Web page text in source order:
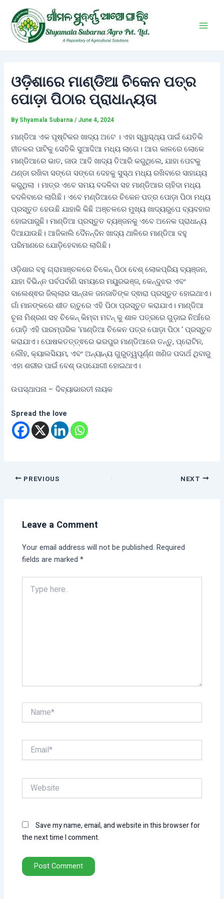
content
ଓଡ଼ିଶାରେ ମାଣ୍ଡିଆ ଚିକେନ ପତ୍ର
ପୋଡ଼ା ପିଠାର ପ୍ରାଧାନ୍ୟତା
By Shyamala Subarna/ June 4, 2024
ମାଣ୍ଡିଆ ଏକ ପୃଷ୍ଟିକର ଖାଦ୍ୟ ଅଟେ । ଏହା ସ୍ୱାସ୍ଥ୍ୟ ପାଇଁ ଯେତିକି
ହୀତକର ପାଟିକୁ ସେତିକି ସୁଆଦିଆ ମଧ୍ୟ ଲାଗେ। ଆଗ କାଳରେ ଲୋକେ
ମାଣ୍ଡିଆରେ ଭାତ, ଜାଉ ଆଦି ଖାଦ୍ୟ ତିଆରି କରୁଥିଲେ, ଯାହା ପେଟକୁ
ଥଣ୍ଡା ରଖିବା ସଙ୍ଗେ ସଙ୍ଗେ ଦେହକୁ ସୁସ୍ଥ ମଧ୍ୟ ରଖିବାରେ ସାହାଯ୍ୟ
କରୁଥିଲା । ମାତ୍ର ଏବେ ସମୟ ବଦଳିବା ସହ ମାଣ୍ଡିଆର ଚାହିଦା ମଧ୍ୟ
ବଦଳିବାରେ ଲାଗିଛି। ଏବେ ମଣ୍ଡିଆରେ ଚିକେନ ପତ୍ର ପୋଡ଼ା ପିଠା ମଧ୍ୟ
ପ୍ରସ୍ତୁତ ହେଉଛି ଯାହାକି କିଛି ଅଞ୍ଚଳରେ ମୁଖ୍ୟ ଖାଦ୍ୟରୁପେ ବ୍ୟବହାର
ହୋଇପାରୁଛି। ମାଣ୍ଡିଆ ପ୍ରସ୍ତୁତ ବ୍ୟଞ୍ଜନକୁ ଏବେ ଅନେକ ପ୍ରାଧାନ୍ୟ
ଦିଆଯାଉଛି। ଆଜିକାଲି ଦୈନନ୍ଦିନ ଖାଦ୍ୟ ଥାଳିରେ ମାଣ୍ଡିଆ ବହୁ
ପରିମାଣରେ ଯୋଡ଼ିହେବାରେ ଲାଗିଛି।
ଓଡ଼ିଶାର ବହୁ ଗ୍ରାମାଞ୍ଚଳରେ ଚିକେନ୍ ପିଠା ବେଶ୍ ଲୋକପ୍ରିୟ ବ୍ୟଞ୍ଜନ,
ଯାହା ବିଭିନ୍ନ ପର୍ବପର୍ବାଣି ସମୟରେ ମୟୁରଭଞ୍ଜ, କେନ୍ଦୁଝର ଏବଂ
ବାଲେଶ୍ଵର ଜିଲ୍ଲାର ସାନ୍ତାଳ ଜନଜାତିଙ୍କ ଦ୍ଵାରା ପ୍ରସ୍ତୁତ ହୋଇଥାଏ।
ଗାଁ ମାନଙ୍କରେ ଶୀତ ଋତୁରେ ଏହି ପିଠା ପ୍ରସ୍ତୁତ କରାଯାଏ। ମାଣ୍ଡିଆ
ଚୂନା ମିଶ୍ରଣ ସହ ଚିକେନ୍ କିମ୍ବା ମଟନ୍ କୁ ଶାଳ ପତ୍ରରେ ଗୁଡ଼ାଇ ନିଆଁରେ
ପୋଡ଼ି ଏହି ପାରମ୍ପରିକ ‘ମାଣ୍ଡିଆ ଚିକେନ ପତ୍ର ପୋଡ଼ା ପିଠା ‘ ପ୍ରସ୍ତୁତ
କରାଯାଏ। ପୋଷକତତ୍ତ୍ଵରେ ଭରପୁର ମାଣ୍ଡିଆରେ ତନ୍ତୁ, ପ୍ରୋଟିନ,
ଲୌହ, କ୍ୟାଲସିୟମ, ଏବଂ ଅନ୍ୟାନ୍ୟ ଗୁରୁତ୍ୱପୂର୍ଣ୍ଣ ଖଣିଜ ପଦାର୍ଥ ଥିବାରୁ
ଏହା ଶରୀର ପାଇଁ ବେଶ୍ ଉପଯୋଗୀ ହୋଇଥାଏ।
ଉପସ୍ଥାପନା – ଦିବ୍ୟାଭାରତୀ ନାୟକ
Spread the love
navigation
PREVIOUS NEXT
Leave a Comment
Your email address will not be published. Required
fields are marked*
here..
Name*
Email*
Website
Save my name, email, and website in this browser for
the next time I comment.